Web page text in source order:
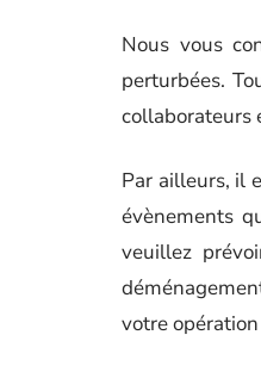
Nous vous
perturbées.
collaborateurs
Par ailleurs, il
évènements
veuillez
votre